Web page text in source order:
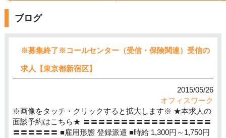
ブログ
※募集終了※コールセンター（受信・保険関連）受信の
求人【東京都新宿区】
2015/05/26
オフィスワーク
※画像をタッチ・クリックすると拡大します※ ★本求人の
面談予約はこちら★ 〓〓〓〓〓〓〓〓〓〓〓〓〓〓〓〓〓
〓〓〓〓〓〓 ■雇用形態 登録派遣 ■時給 1,300円～1,750円